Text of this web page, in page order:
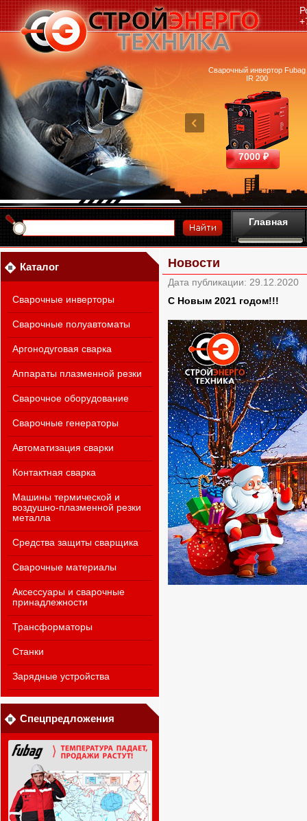
аппарат Ресанта
САИПА-200 ММА
25390 ₽
Машина термической резки
FUBAG INCUT10
460700 ₽
Сварочный инвертор Fubag
IR 200
7000 ₽
Главная
Каталог
Сварочные инверторы
Сварочные полуавтоматы
Аргонодуговая сварка
Аппараты плазменной резки
Сварочное оборудование
Сварочные генераторы
Автоматизация сварки
Контактная сварка
Машины термической и
воздушно-плазменной резки
металла
Средства защиты сварщика
Сварочные материалы
Аксессуары и сварочные
принадлежности
Трансформаторы
Станки
Зарядные устройства
Спецпредложения
Новости
Дата публикации: 29.12.2020
С Новым 2021 годом!!!